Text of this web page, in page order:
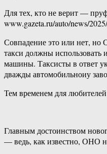
Для тех, кто не верит —
www.gazeta.ru/auto/news/
Совпадение это или нет, но
такси должны использовать
машины. Таксисты в ответ
дважды автомобильноиу
Тем временем для
Главным достоинством
— ведь, как известно, ОНО